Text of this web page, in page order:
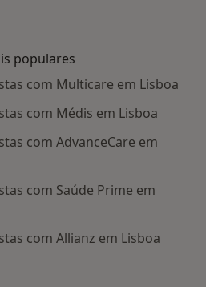
populares
com Multicare em Lisboa
com Médis em Lisboa
com AdvanceCare em
com Saúde Prime em
com Allianz em Lisboa